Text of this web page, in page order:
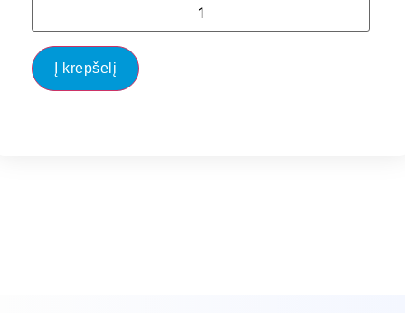
Į krepšelį